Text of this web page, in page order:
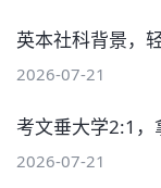
英本社科背景，
2026-07-21
考文垂大学2:1
2026-07-21